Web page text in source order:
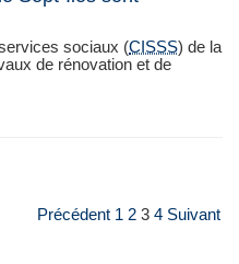
sociaux (CISSS) de la
de rénovation et de
Précédent 1 2 3 4 Suivant